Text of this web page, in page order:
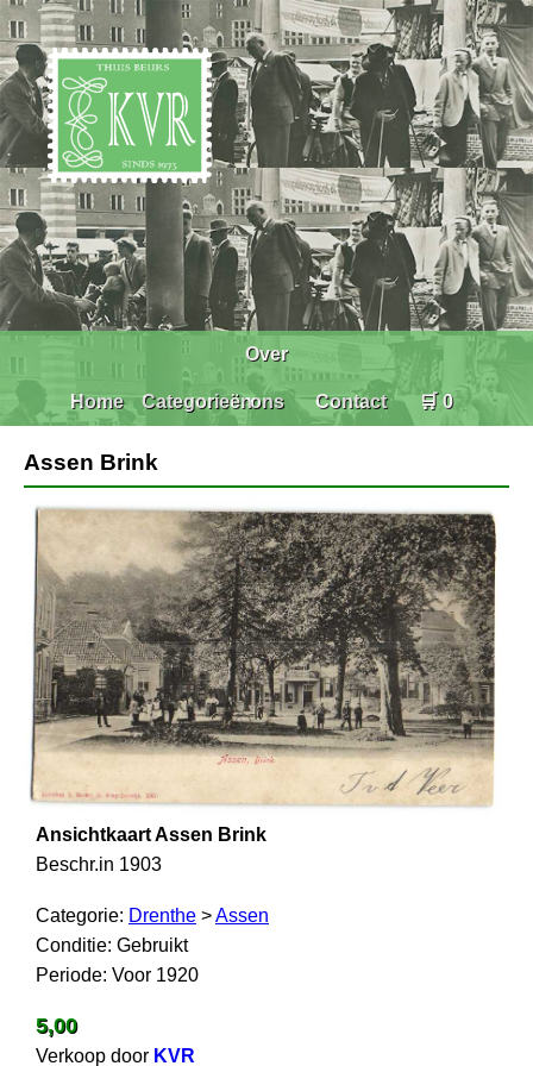
Home Categorieën
Over
ons Contact 🛒 0
Assen Brink
Ansichtkaart Assen Brink
Beschr.in 1903
Categorie: Drenthe >Assen
Conditie: Gebruikt
Periode: Voor 1920
5,00
Verkoop door KVR